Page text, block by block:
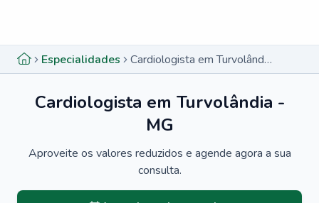
Especialidades Cardiologista em Turvolândia - MG
Cardiologista em Turvolândia -
MG
Aproveite os valores reduzidos e agende agora a sua
consulta.